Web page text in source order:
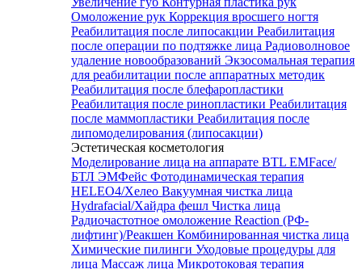
Омоложение рук Коррекция вросшего ногтя
Реабилитация после липосакции Реабилитация
после операции по подтяжке лица Радиоволновое
удаление новообразований Экзосомальная терапия
для реабилитации после аппаратных методик
Реабилитация после блефаропластики
Реабилитация после ринопластики Реабилитация
после маммопластики Реабилитация после
липомоделирования (липосакции)
Эстетическая косметология
Моделирование лица на аппарате BTL EMFace/
БТЛ ЭМФейс Фотодинамическая терапия
HELEO4/Хелео Вакуумная чистка лица
Hydrafacial/Хайдра фешл Чистка лица
Радиочастотное омоложение Reaction (РФ-
лифтинг)/Реакшен Комбинированная чистка лица
Химические пилинги Уходовые процедуры для
лица Массаж лица Микротоковая терапия